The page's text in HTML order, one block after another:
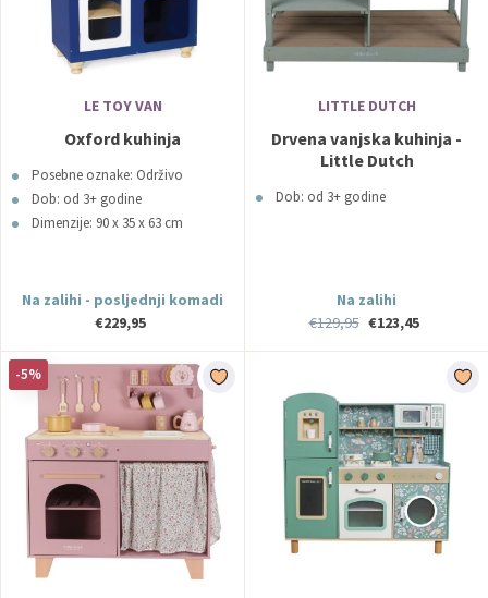
LE TOY VAN
Oxford kuhinja
Posebne oznake: Održivo
Dob: od 3+ godine
Dimenzije: 90 x 35 x 63 cm
Na zalihi - posljednji komadi
€229,95
LITTLE DUTCH
Drvena vanjska kuhinja -
Little Dutch
Dob: od 3+ godine
Na zalihi
€129,95 €123,45
-5%